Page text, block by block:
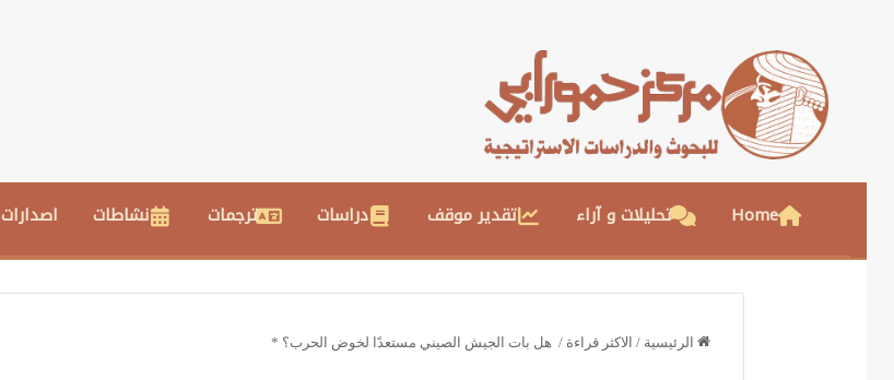
Home تحليلات و آراء تقدير موقف دراسات ترجمات نشاطات اصدارات
الرئيسية / الاكثر قراءة / هل بات الجيش الصيني مستعدًا لخوض الحرب؟ *